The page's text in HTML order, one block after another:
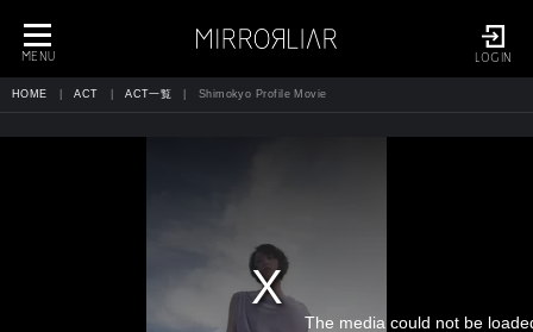
LOGIN
toggle
navigation
MENU
HOME ACT ACT一覧 Shimokyo Profile Movie
The media could not be